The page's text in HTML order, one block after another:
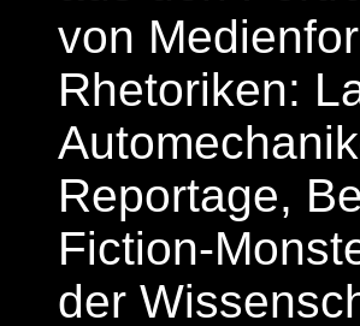
von
Rhetoriken:
Reportage,
Fiction-
der